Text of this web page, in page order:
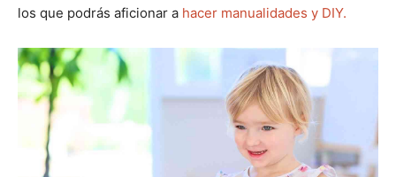
los que podrás aficionar a hacer manualidades y DIY.